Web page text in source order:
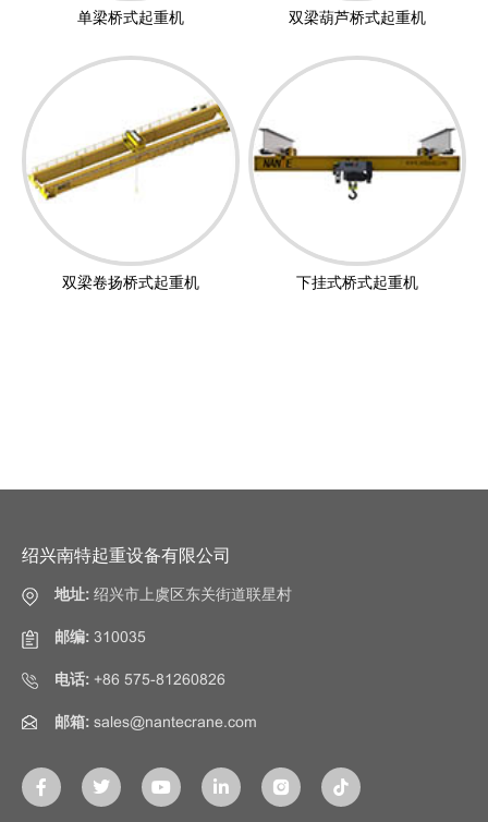
单梁桥式起重机 双梁葫芦桥式起重机
双梁卷扬桥式起重机 下挂式桥式起重机
绍兴南特起重设备有限公司
地址: 绍兴市上虞区东关街道联星村
邮编: 310035
电话: +86 575-81260826
邮箱: sales@nantecrane.com